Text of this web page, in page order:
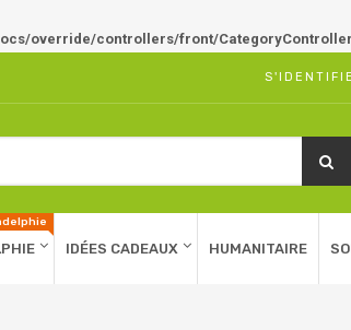
override/controllers/front/
IDÉES CADEAUX HUMANITAIRE